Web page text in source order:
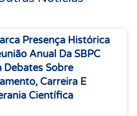
Presença Histórica
Anual Da SBPC
Debates Sobre
Carreira E
Científica